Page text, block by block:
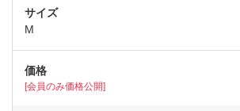
M
[会員のみ価格公開]